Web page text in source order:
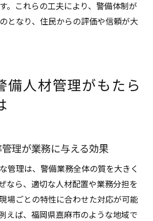
。これらの工夫により、警備体制が
となり、住民からの評価や信頼が大
備人材管理がもたら
理が業務に与える効果
管理は、警備業務全体の質を大きく
なら、適切な人材配置や業務分担を
場ごとの特性に合わせた対応が可能
えば、福岡県嘉麻市のような地域で